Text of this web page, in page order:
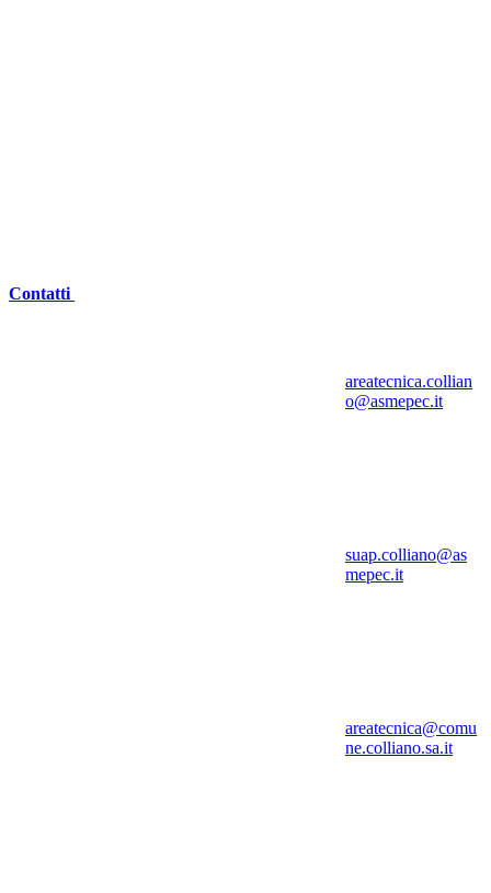
Contatti
areatecnica.collian
o@asmepec.it
suap.colliano@as
mepec.it
areatecnica@comu
ne.colliano.sa.it